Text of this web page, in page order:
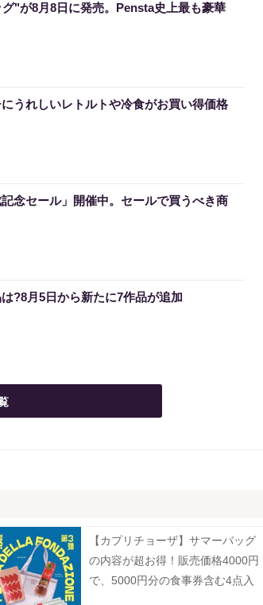
"が8月8日に発売。Pensta史上最も豪華
うれしいレトルトや冷食がお買い得価格
念セール」開催中。セールで買うべき商
?8月5日から新たに7作品が追加
【カプリチョーザ】サマーバッグ
の内容が超お得！販売価格4000円
で、5000円分の食事券含む4点入